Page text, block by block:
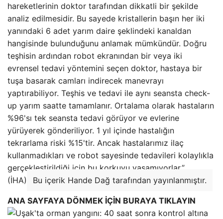
hareketlerinin doktor tarafından dikkatli bir şekilde
analiz edilmesidir. Bu sayede kristallerin başın her iki
yanındaki 6 adet yarım daire şeklindeki kanaldan
hangisinde bulunduğunu anlamak mümkündür. Doğru
teşhisin ardından robot ekranından bir veya iki
evrensel tedavi yöntemini seçen doktor, hastaya bir
tuşa basarak camları indirecek manevrayı
yaptırabiliyor. Teşhis ve tedavi ile aynı seansta check-
up yarım saatte tamamlanır. Ortalama olarak hastaların
%96'sı tek seansta tedavi görüyor ve evlerine
yürüyerek gönderiliyor. 1 yıl içinde hastalığın
tekrarlama riski %15'tir. Ancak hastalarımız ilaç
kullanmadıkları ve robot sayesinde tedavileri kolaylıkla
gerçekleştirildiği için bu korkuyu yaşamıyorlar.”
(İHA)
Bu içerik Hande Dağ tarafından yayınlanmıştır.
ANA SAYFAYA DÖNMEK İÇİN BURAYA TIKLAYIN